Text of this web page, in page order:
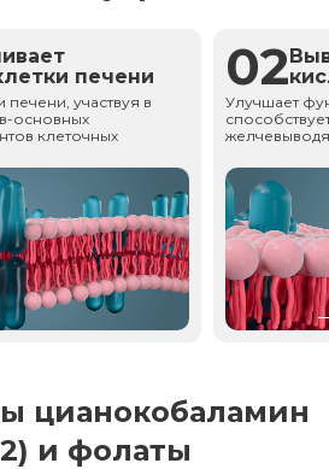
печени
печени, участвуя в
основных
клеточных
02
Улучшает
цианокобаламин
и фолаты